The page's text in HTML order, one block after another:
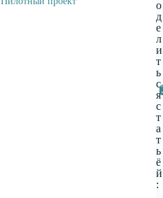
о
д
е
л
и
т
ь
с
я
с
т
а
т
ь
ё
й
: